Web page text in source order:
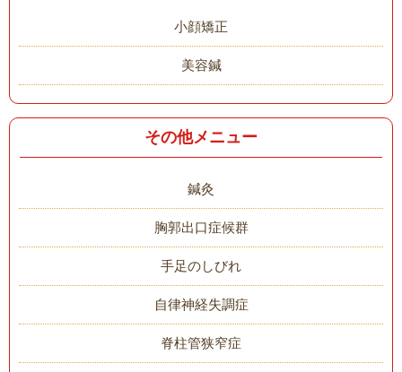
小顔矯正
美容鍼
その他メニュー
鍼灸
胸郭出口症候群
手足のしびれ
自律神経失調症
脊柱管狭窄症